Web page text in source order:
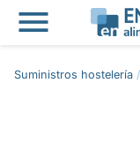

Suministros hostelería